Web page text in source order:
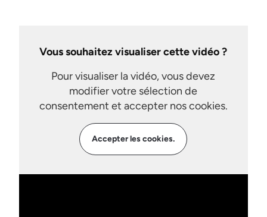
Vous souhaitez visualiser cette vidéo ?
Pour visualiser la vidéo, vous devez
modifier votre sélection de
consentement et accepter nos cookies.
Accepter les cookies.